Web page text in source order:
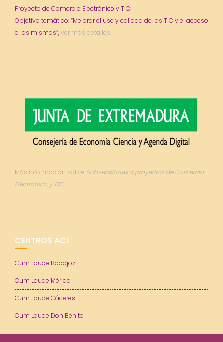
Proyecto de Comercio Electrónico y TIC.
Objetivo temático: “Mejorar el uso y calidad de las TIC y el acceso
a las mismas”,ver más detalles.
Más información sobre Subvenciones a proyectos de Comercio
Electrónico y TIC.
CENTROS ACL
Cum Laude Badajoz
Cum Laude Mérida
Cum Laude Cáceres
Cum Laude Don Benito